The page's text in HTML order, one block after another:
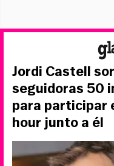
Jordi Castell
seguidoras 50
para participar
hour junto a él